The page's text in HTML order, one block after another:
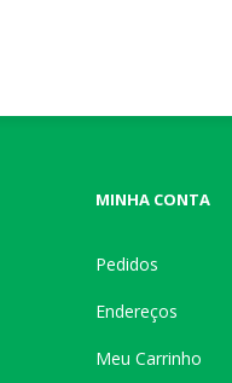
MINHA CONTA
Pedidos
Endereços
Meu Carrinho